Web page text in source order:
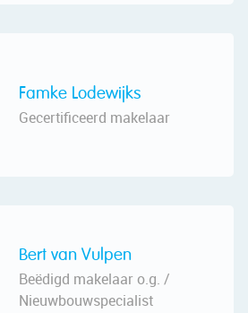
Famke Lodewijks
Gecertificeerd makelaar
Bert van Vulpen
Beëdigd makelaar o.g. /
Nieuwbouwspecialist